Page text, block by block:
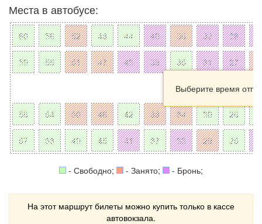
Места в автобусе:
Выберите время
- Свободно; - Занято; - Бронь;
На этот маршрут билеты можно купить только в кассе
автовокзала.